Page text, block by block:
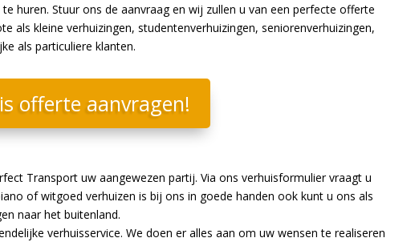
huren. Stuur ons de aanvraag en wij zullen u van een perfecte offerte
als kleine verhuizingen, studentenverhuizingen, seniorenverhuizingen,
als particuliere klanten.
offerte aanvragen!
Transport uw aangewezen partij. Via ons verhuisformulier vraagt u
of witgoed verhuizen is bij ons in goede handen ook kunt u ons als
naar het buitenland.
verhuisservice. We doen er alles aan om uw wensen te realiseren